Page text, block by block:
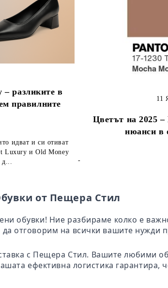
разликите в
правилните
идват и си отиват
Luxury и Old Money
Цветът на 2025
нюанси в
11
-
от Пещера Стил
обувки! Ние разбираме колко е
отговорим на всички вашите нужди
с Пещера Стил. Вашите любими
ефективна логистика